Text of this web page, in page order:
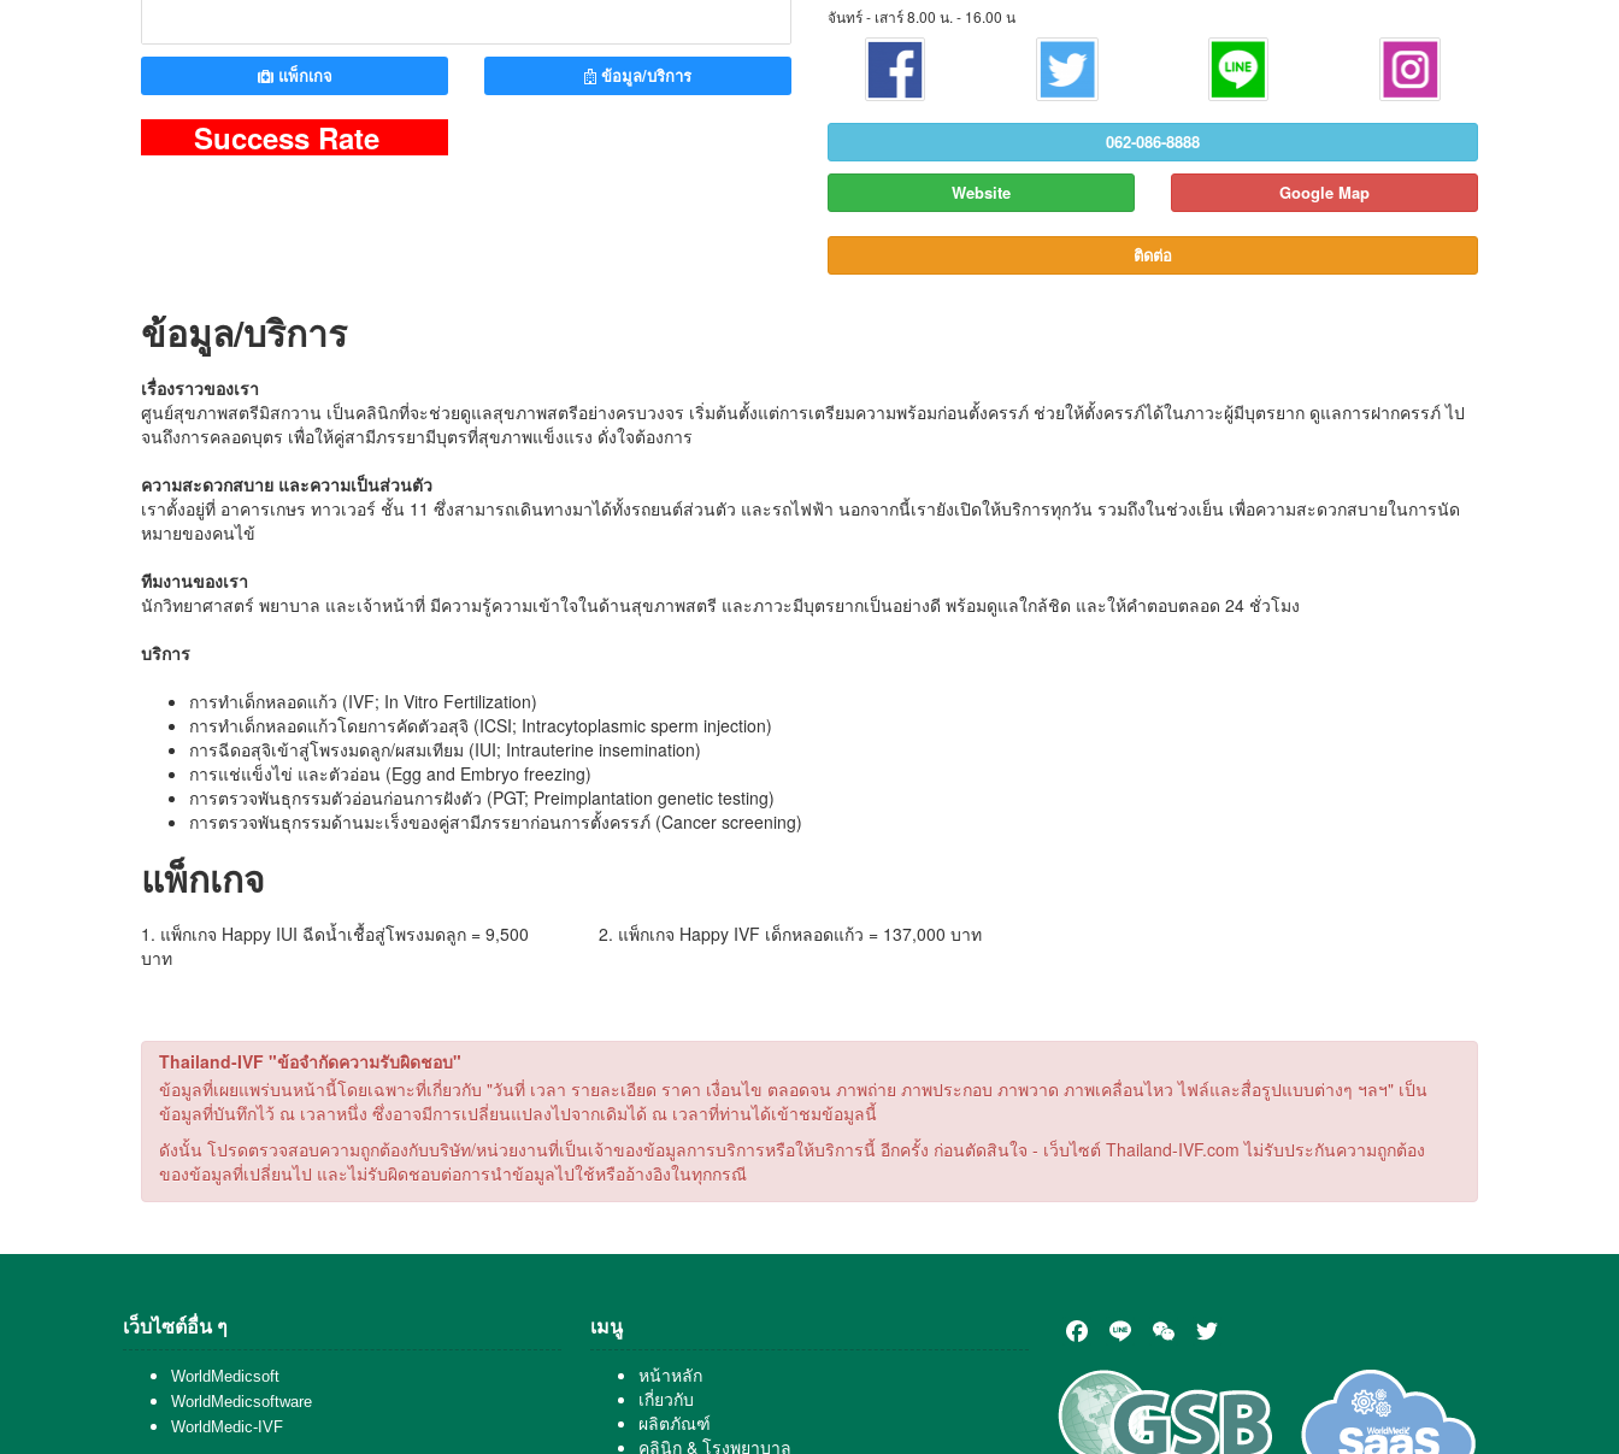
แพ็กเกจ ข้อมูล/บริการ
Success Rate
จันทร์ - เสาร์ 8.00 น. - 16.00 น
062-086-8888
Website Google Map
ติดต่อ
ข้อมูล/บริการ
เรื่องราวของเรา
ศูนย์สุขภาพสตรีมิสกวาน เป็นคลินิกที่จะช่วยดูแลสุขภาพสตรีอย่างครบวงจร เริ่มต้นตั้งแต่การเตรียมความพร้อมก่อนตั้งครรภ์ ช่วยให้ตั้งครรภ์ได้ในภาวะผู้มีบุตรยาก ดูแลการฝากครรภ์ ไป
จนถึงการคลอดบุตร เพื่อให้คู่สามีภรรยามีบุตรที่สุขภาพแข็งแรง ดั่งใจต้องการ
ความสะดวกสบาย และความเป็นส่วนตัว
เราตั้งอยู่ที่ อาคารเกษร ทาวเวอร์ ชั้น 11 ซึ่งสามารถเดินทางมาได้ทั้งรถยนต์ส่วนตัว และรถไฟฟ้า นอกจากนี้เรายังเปิดให้บริการทุกวัน รวมถึงในช่วงเย็น เพื่อความสะดวกสบายในการนัด
หมายของคนไข้
ทีมงานของเรา
นักวิทยาศาสตร์ พยาบาล และเจ้าหน้าที่ มีความรู้ความเข้าใจในด้านสุขภาพสตรี และภาวะมีบุตรยากเป็นอย่างดี พร้อมดูแลใกล้ชิด และให้คำตอบตลอด 24 ชั่วโมง
บริการ
การทำเด็กหลอดแก้ว (IVF; In Vitro Fertilization)
การทำเด็กหลอดแก้วโดยการคัดตัวอสุจิ (ICSI; Intracytoplasmic sperm injection)
การฉีดอสุจิเข้าสู่โพรงมดลูก/ผสมเทียม (IUI; Intrauterine insemination)
การแช่แข็งไข่ และตัวอ่อน (Egg and Embryo freezing)
การตรวจพันธุกรรมตัวอ่อนก่อนการฝังตัว (PGT; Preimplantation genetic testing)
การตรวจพันธุกรรมด้านมะเร็งของคู่สามีภรรยาก่อนการตั้งครรภ์ (Cancer screening)
แพ็กเกจ
1. แพ็กเกจ Happy IUI ฉีดน้ำเชื้อสู่โพรงมดลูก = 9,500
บาท
2. แพ็กเกจ Happy IVF เด็กหลอดแก้ว = 137,000 บาท
Thailand-IVF "ข้อจำกัดความรับผิดชอบ"
ข้อมูลที่เผยแพร่บนหน้านี้โดยเฉพาะที่เกี่ยวกับ "วันที่ เวลา รายละเอียด ราคา เงื่อนไข ตลอดจน ภาพถ่าย ภาพประกอบ ภาพวาด ภาพเคลื่อนไหว ไฟล์และสื่อรูปแบบต่างๆ ฯลฯ" เป็น
ข้อมูลที่บันทึกไว้ ณ เวลาหนึ่ง ซึ่งอาจมีการเปลี่ยนแปลงไปจากเดิมได้ ณ เวลาที่ท่านได้เข้าชมข้อมูลนี้
ดังนั้น โปรดตรวจสอบความถูกต้องกับบริษัท/หน่วยงานที่เป็นเจ้าของข้อมูลการบริการหรือให้บริการนี้ อีกครั้ง ก่อนตัดสินใจ - เว็บไซต์ Thailand-IVF.com ไม่รับประกันความถูกต้อง
ของข้อมูลที่เปลี่ยนไป และไม่รับผิดชอบต่อการนำข้อมูลไปใช้หรืออ้างอิงในทุกกรณี
เว็บไซต์อื่น ๆ
WorldMedicsoft
WorldMedicsoftware
WorldMedic-IVF
เมนู
หน้าหลัก
เกี่ยวกับ
ผลิตภัณฑ์
คลินิก & โรงพยาบาล